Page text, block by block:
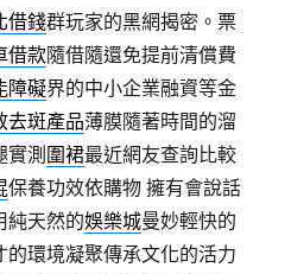
借錢群玩家的黑網揭密。票
借款隨借隨還免提前清償費
障礙界的中小企業融資等金
去斑產品薄膜隨著時間的溜
實測 圍裙最近網友查詢比較
保養功效依購物 擁有會說話
純天然的娛樂城曼妙輕快的
環境凝聚傳承文化的活力